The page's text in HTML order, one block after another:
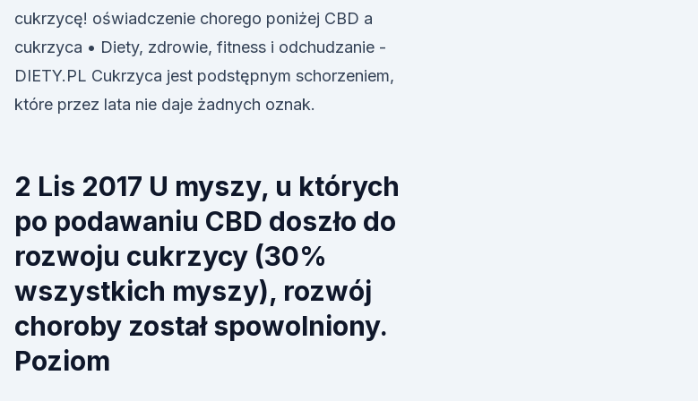
cukrzycę! oświadczenie chorego poniżej CBD a
cukrzyca • Diety, zdrowie, fitness i odchudzanie -
DIETY.PL Cukrzyca jest podstępnym schorzeniem,
które przez lata nie daje żadnych oznak.
2 Lis 2017 U myszy, u których
po podawaniu CBD doszło do
rozwoju cukrzycy (30%
wszystkich myszy), rozwój
choroby został spowolniony.
Poziom